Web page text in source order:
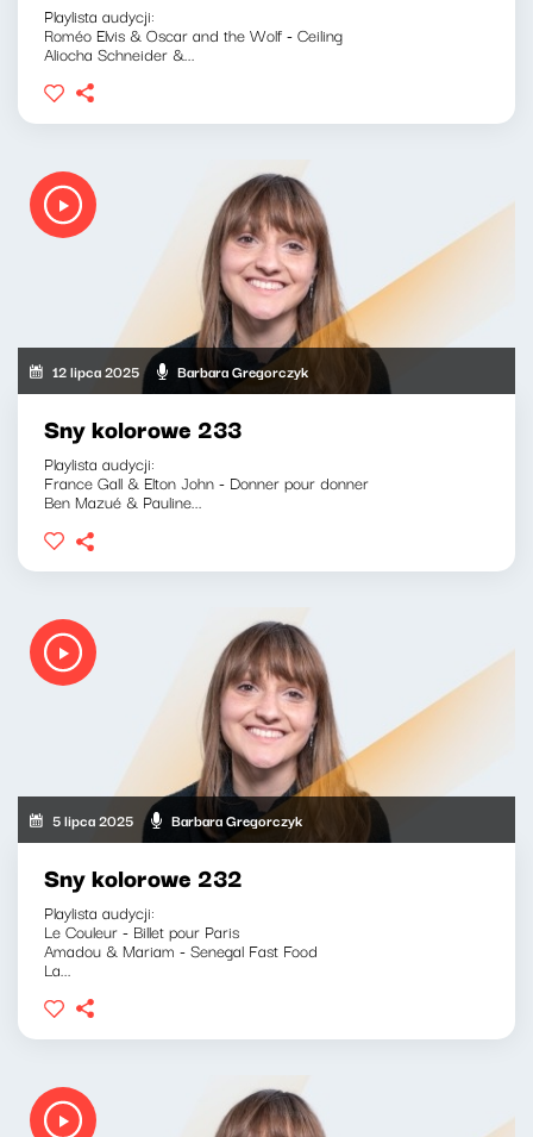
Playlista audycji:
Roméo Elvis & Oscar and the Wolf - Ceiling
Aliocha Schneider &...
12 lipca 2025 Barbara Gregorczyk
Sny kolorowe 233
Playlista audycji:
France Gall & Elton John - Donner pour donner
Ben Mazué & Pauline...
5 lipca 2025 Barbara Gregorczyk
Sny kolorowe 232
Playlista audycji:
Le Couleur - Billet pour Paris
Amadou & Mariam - Senegal Fast Food
La...